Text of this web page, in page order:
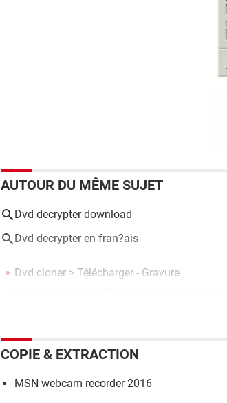
AUTOUR DU MÊME SUJET
Dvd decrypter download
Dvd decrypter en fran?ais
Dvd cloner > Télécharger - Gravure
COPIE & EXTRACTION
MSN webcam recorder 2016